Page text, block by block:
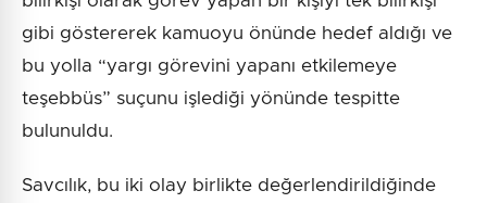
gibi göstererek kamuoyu önünde hedef aldığı ve
bu yolla “yargı görevini yapanı etkilemeye
teşebbüs” suçunu işlediği yönünde tespitte
bulunuldu.
Savcılık, bu iki olay birlikte değerlendirildiğinde